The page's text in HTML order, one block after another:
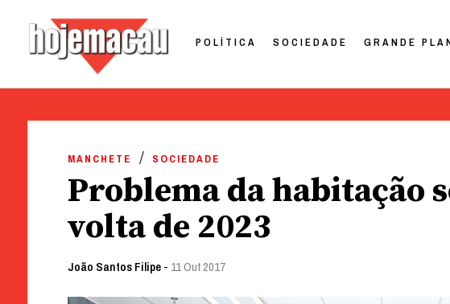
POLÍTICA SOCIEDADE GRANDE
MANCHETE SOCIEDADE
Problema da habitação
volta de 2023
João Santos Filipe- 11 Out 2017